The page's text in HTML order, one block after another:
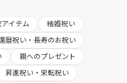
イテム
結婚祝い
暦祝い・長寿のお祝い
親へのプレゼント
昇進祝い・栄転祝い